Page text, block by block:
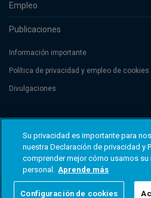
Empleo
Publicaciones
Información importante
Política de privacidad y empleo de cookies
Divulgaciones
de Commerce et des Sociétés
Columbia Threadneedle Netherlands B.V.,
for the Financial Markets (AFM),
Threadneedle Investments (Columbia
grupo de sociedades Columbia y
Su privacidad es importante para
nuestra Declaración de privacidad y
comprender mejor cómo usamos su
personal. Aprende más
Configuración de cookies